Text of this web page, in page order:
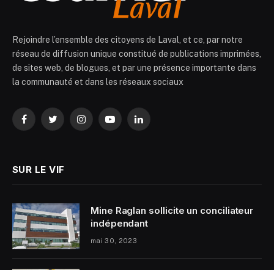
Rejoindre l’ensemble des citoyens de Laval, et ce, par notre
réseau de diffusion unique constitué de publications imprimées,
de sites web, de blogues, et par une présence importante dans
la communauté et dans les réseaux sociaux
FacebookTwitterInstagramYouTubeLinkedIn
SUR LE VIF
Mine Raglan sollicite un conciliateur
indépendant
mai 30, 2023